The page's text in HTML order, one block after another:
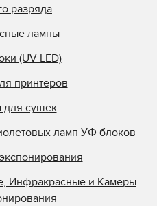
разряда
лампы
(UV LED)
принтеров
сушек
ламп УФ блоков
Инфракрасные и Камеры